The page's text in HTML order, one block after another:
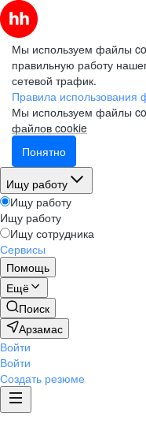
Мы используем файлы
правильную работу
сетевой трафик.
Правила использования
Мы используем файлы
файлов cookie
Понятно
Ищу работу
Ищу работу
Ищу работу
Ищу сотрудника
Сервисы
Помощь
Ещё
Поиск
Арзамас
Войти
Войти
Создать резюме